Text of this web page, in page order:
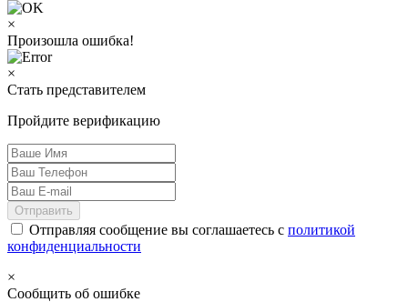
×
Произошла ошибка!
×
Стать представителем
Пройдите верификацию
Отправить
Отправляя сообщение вы соглашаетесь с политикой
конфиденциальности
×
Сообщить об ошибке